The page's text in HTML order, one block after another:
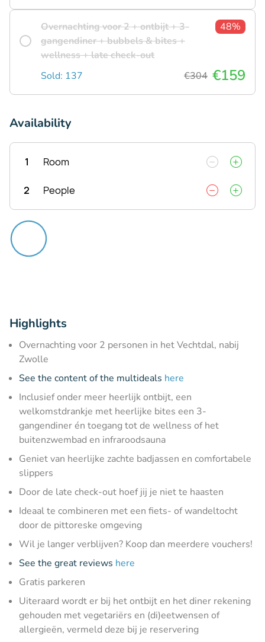
Overnachting voor 2 + ontbijt + 3-
gangendiner + bubbels & bites +
wellness + late check-out
48%
Sold: 137 €304 €159
Availability
1 Room
2 People
Highlights
Overnachting voor 2 personen in het Vechtdal, nabij
Zwolle
See the content of the multideals here
Inclusief onder meer heerlijk ontbijt, een
welkomstdrankje met heerlijke bites een 3-
gangendiner én toegang tot de wellness of het
buitenzwembad en infraroodsauna
Geniet van heerlijke zachte badjassen en comfortabele
slippers
Door de late check-out hoef jij je niet te haasten
Ideaal te combineren met een fiets- of wandeltocht
door de pittoreske omgeving
Wil je langer verblijven? Koop dan meerdere vouchers!
See the great reviews here
Gratis parkeren
Uiteraard wordt er bij het ontbijt en het diner rekening
gehouden met vegetariërs en (di)eetwensen of
allergieën, vermeld deze bij je reservering